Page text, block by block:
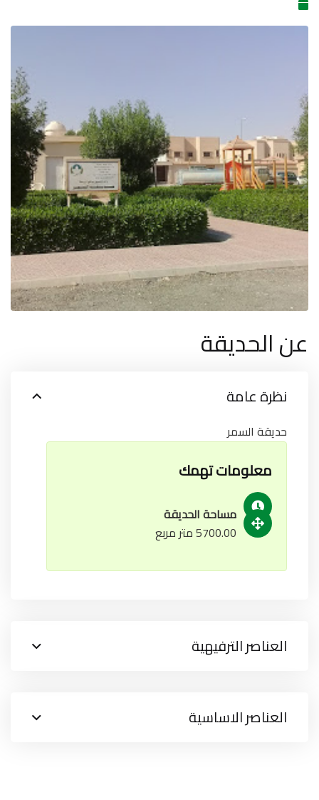
عن الحديقة
نظرة عامة
حديقة السمر
معلومات تهمك
مساحة الحديقة
5700.00 متر مربع
العناصر الترفيهية
العناصر الاساسية